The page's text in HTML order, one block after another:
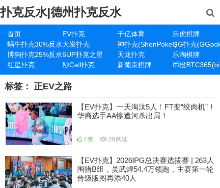
扑克反水|德州扑克反水
首页 EV扑克 千亿体育
乐虎棋牌
蜗牛扑克30%反水大发扑克 神扑克(ShenPoker)GG扑克
博狗扑克25%反水6UP扑克之星 天龙扑克
乐淘棋牌
红星扑克
秒Call扑克 新葡京棋牌 币投
标签： 正EV之路
【EV扑克】一天淘汰5人！FT变“绞肉机”！
华裔选手AA惨遭河杀出局！
7赞 28 阅读
【EV扑克】2026IPG总决赛选拔赛 | 263人
围猎B组，吴武煌54.4万领跑，主赛第一轮
晋级版图再添40人